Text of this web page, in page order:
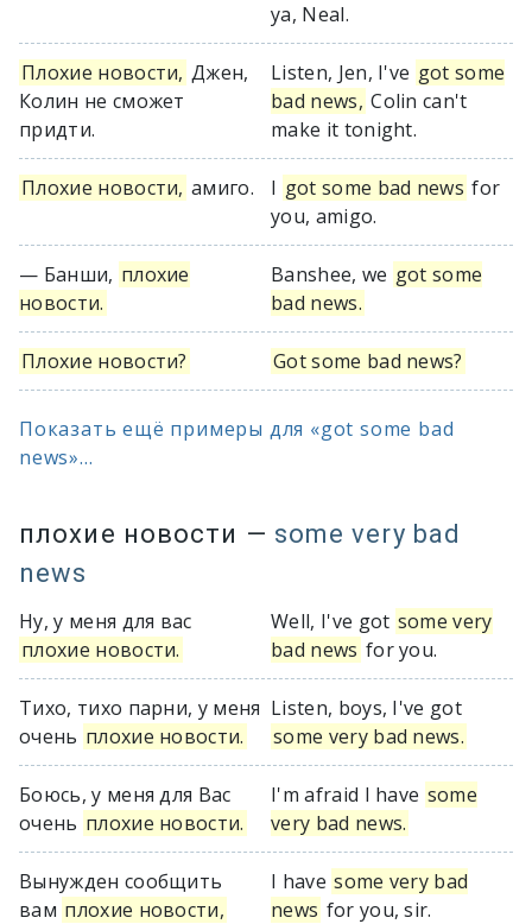
ya, Neal.
Плохие новости, Джен,
Колин не сможет
придти.
Listen, Jen, I've got some
bad news, Colin can't
make it tonight.
Плохие новости, амиго. I got some bad news for
you, amigo.
— Банши, плохие
новости.
Banshee, we got some
bad news.
Плохие новости? Got some bad news?
Показать ещё примеры для «got some bad
news»...
плохие новости — some very bad
news
Ну, у меня для вас
плохие новости.
Well, I've got some very
bad news for you.
Тихо, тихо парни, у меня
очень плохие новости.
Listen, boys, I've got
some very bad news.
Боюсь, у меня для Вас
очень плохие новости.
I'm afraid I have some
very bad news.
Вынужден сообщить
вам плохие новости,
I have some very bad
news for you, sir.